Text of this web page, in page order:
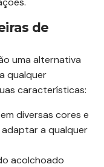
de
uma alternativa
qualquer
características:
diversas cores e
a qualquer
acolchoado